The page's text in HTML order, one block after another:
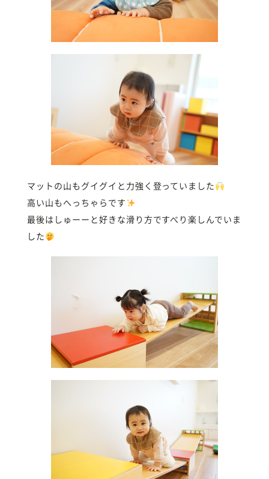
マットの山もグイグイと力強く登っていました
高い山もへっちゃらです
最後はしゅーーと好きな滑り方ですべり楽しんでいま
した